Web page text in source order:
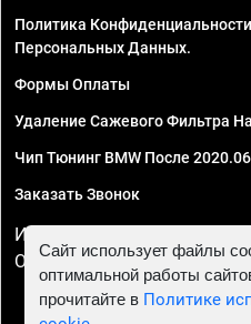
Политика
Персональных Данных.
Формы Оплаты
Удаление Сажевого Фильтра
Чип Тюнинг BMW После 2020.06
Заказать Звонок
ИП Смирнов Георгий
ОГРНИП 324470400032610
Сайт использует файлы
оптимальной работы
прочитайте в Политике